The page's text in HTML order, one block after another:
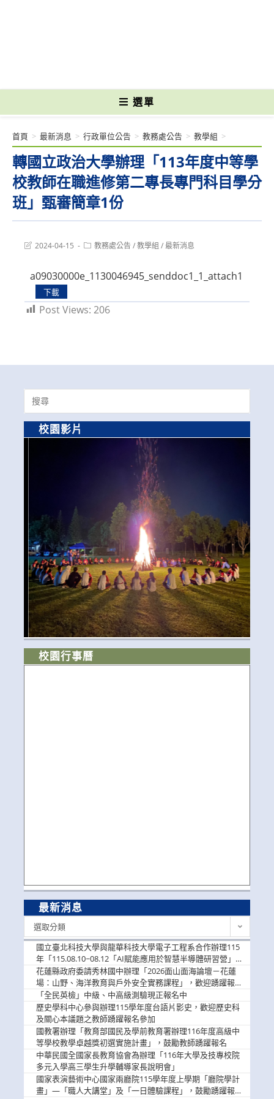
選單
轉國立政治大學辦理「113年度中等學
校教師在職進修第二專長專門科目學分
班」甄審簡章1份
首頁 > 最新消息 > 行政單位公告 > 教務處公告 > 教學組 >
Post2024-04-15
Post教務處公告/教學組 /最新消息
a09030000e_1130046945_senddoc1_1_attach1
下載
Post Views: 206
Search
for:
校園影片
校園行事曆
最新消息
選取分類
國立臺北科技大學與龍華科技大學電子工程系合作辦理115
年「115.08.10~08.12「AI賦能應用於智慧半導體研習營」，
歡迎學生踴躍報名參加
花蓮縣政府委請秀林國中辦理「2026面山面海論壇－花蓮
場：山野、海洋教育與戶外安全實務課程」，歡迎踴躍報名
參加
「全民英檢」中級、中高級測驗現正報名中
歷史學科中心參與辦理115學年度台語片影史，歡迎歷史科
及關心本議題之教師踴躍報名參加
國教署辦理「教育部國民及學前教育署辦理116年度高級中
等學校教學卓越獎初選實施計畫」，鼓勵教師踴躍報名
中華民國全國家長教育協會為辦理「116年大學及技專校院
多元入學高三學生升學輔導家長說明會」
國家表演藝術中心國家兩廳院115學年度上學期「廳院學計
畫」—「職人大講堂」及「一日體驗課程」，鼓勵踴躍報名